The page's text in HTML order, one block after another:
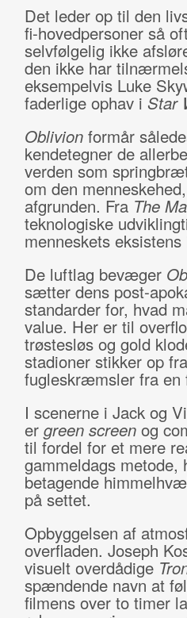
Det leder op til den
fi-hovedpersoner så
selvfølgelig ikke
den ikke har
eksempelvis Luke
faderlige ophav i Star
Oblivionformår
kendetegner de
verden som
om den
afgrunden. Fra The
teknologiske
menneskets
De luftlag bevæger
sætter dens post-
standarder for, hvad
value. Her er til
trøstesløs og gold
stadioner stikker op
fugleskræmsler fra en
I scenerne i Jack og
er green screenog
til fordel for et mere
gammeldags
betagende
på settet.
Opbyggelsen af
overfladen. Joseph
visuelt overdådige
spændende navn at
filmens over to timer